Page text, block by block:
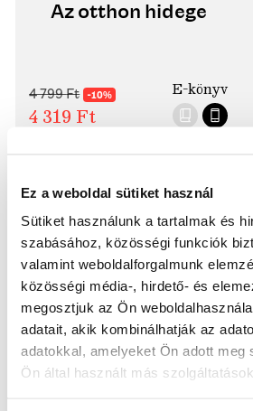
Ez a weboldal sütiket használ
Sütiket használunk a tartalmak és
szabásához, közösségi funkciók
valamint weboldalforgalmunk
közösségi média-, hirdető- és
megosztjuk az Ön
adatait, akik kombinálhatják az
adatokkal, amelyeket Ön adott meg
Ön által használt más
Az otthon hidege
4 799Ft -10%
4 319 Ft
E-könyv
Iratkozz fel